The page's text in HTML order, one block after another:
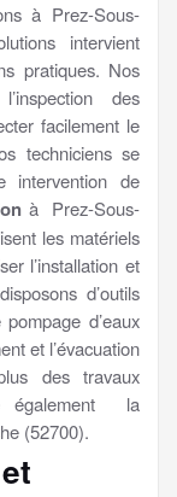
à Prez-Sous-
intervient
pratiques. Nos
des
facilement le
techniciens se
intervention de
à Prez-Sous-
les matériels
l’installation et
d’outils
d’eaux
et l’évacuation
des travaux
également la
(52700).